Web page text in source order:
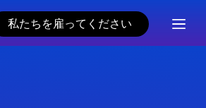
私たちを雇ってください